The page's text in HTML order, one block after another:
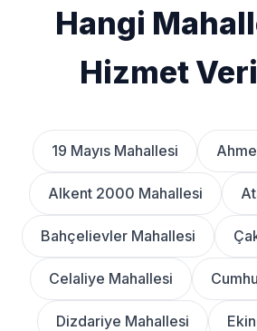
Hangi
Hizmet
19 Mayıs Mahallesi
Alkent 2000 Mahallesi
Bahçelievler Mahallesi
Celaliye Mahallesi
Dizdariye Mahallesi